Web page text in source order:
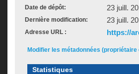
Date de dépôt: 23 juill.
Dernière modification: 23 juill.
Adresse URL : https://
Modifier les métadonnées (propriétaire
Statistiques